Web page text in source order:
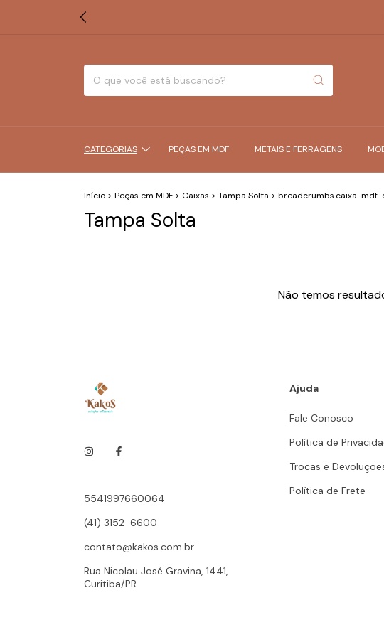
CATEGORIAS PEÇAS EM MDF METAIS E FERRAGENS
Início > Peças em MDF > Caixas > Tampa Solta > breadcrumbs.caixa-
Tampa Solta
Não temos
5541997660064
(41) 3152-6600
contato@kakos.com.br
Rua Nicolau José Gravina, 1441,
Curitiba/PR
Ajuda
Fale Conosco
Política de
Trocas e
Política de Frete